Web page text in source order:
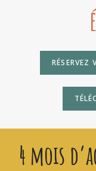
RÉSERVEZ
4 mois